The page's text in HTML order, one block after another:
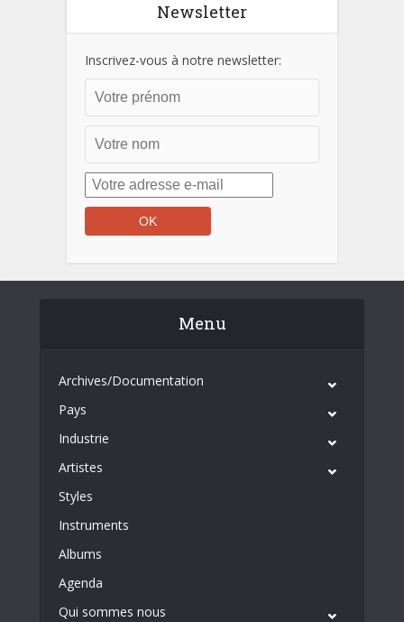
Newsletter
Inscrivez-vous à notre newsletter:
Menu
Archives/Documentation
Pays
Industrie
Artistes
Styles
Instruments
Albums
Agenda
Qui sommes nous